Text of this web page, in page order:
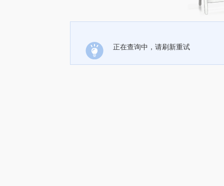
正在查询中，请刷新重试